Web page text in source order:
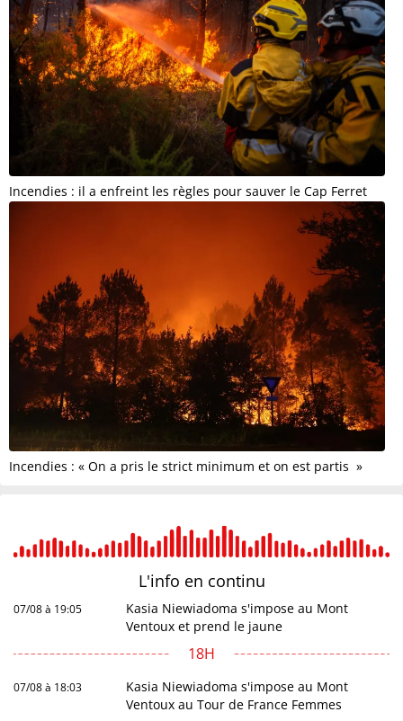
Incendies : il a enfreint les règles pour sauver le Cap Ferret
Incendies : « On a pris le strict minimum et on est partis »
L'info en continu
07/08 à 19:05
Kasia Niewiadoma s'impose au Mont
Ventoux et prend le jaune
18H
07/08 à 18:03
Kasia Niewiadoma s'impose au Mont
Ventoux au Tour de France Femmes